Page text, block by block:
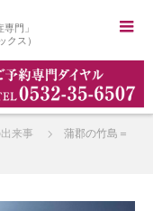
門」
クス）
来事
蒲郡の竹島＝